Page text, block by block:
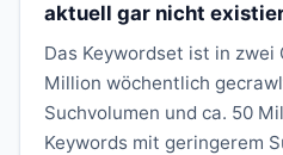
aktuell gar nicht
Das Keywordset ist in zwei
Million wöchentlich
Suchvolumen und ca. 50
Keywords mit geringerem